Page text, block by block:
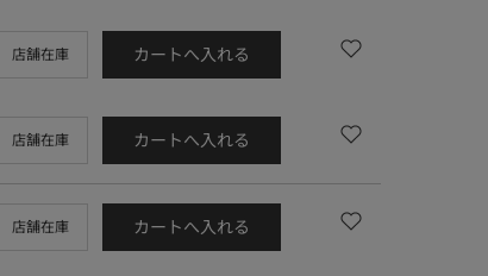
店舗在庫 カートへ入れる
店舗在庫 カートへ入れる
店舗在庫 カートへ入れる